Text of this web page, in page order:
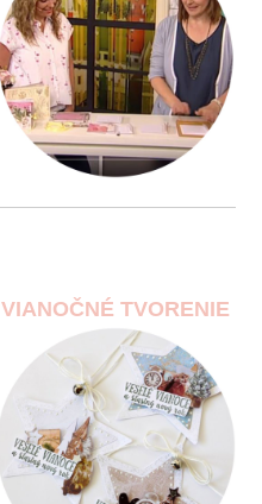
VIANOČNÉ TVORENIE